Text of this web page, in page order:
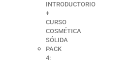
INTRODUCTORIO
+
CURSO
COSMÉTICA
SÓLIDA
PACK
4: